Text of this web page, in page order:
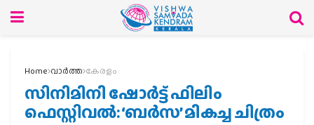
Home വാര്‍ത്ത കേരളം
സിനിമിനി ഷോര്‍ട്ട് ഫിലിം
ഫെസ്റ്റിവല്‍: ‘ബര്‍സ’ മികച്ച ചിത്രം